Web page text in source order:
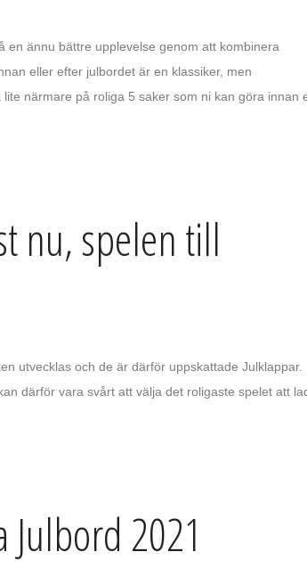
ännu bättre upplevelse genom att kombinera
eller efter julbordet är en klassiker, men
närmare på roliga 5 saker som ni kan göra innan
nu, spelen till
utvecklas och de är därför uppskattade Julklappar.
därför vara svårt att välja det roligaste spelet att
Julbord 2021